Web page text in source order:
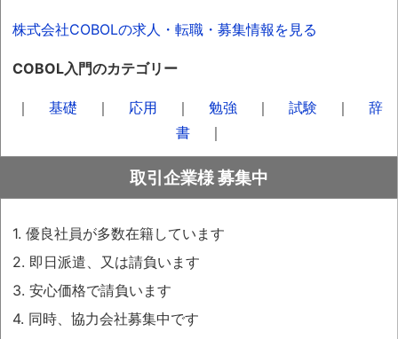
株式会社COBOLの求人・転職・募集情報を見る
COBOL入門のカテゴリー
｜ 基礎 ｜ 応用 ｜ 勉強 ｜ 試験 ｜ 辞
書｜
取引企業様 募集中
1. 優良社員が多数在籍しています
2. 即日派遣、又は請負います
3. 安心価格で請負います
4. 同時、協力会社募集中です